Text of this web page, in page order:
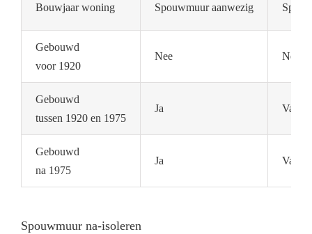
Bouwjaar woning Spouwmuur aanwezig
Gebouwd
voor 1920
Nee Nee
Gebouwd
tussen 1920 en 1975
Ja Vaak
Gebouwd
na 1975
Ja Vaak
Spouwmuur na-isoleren